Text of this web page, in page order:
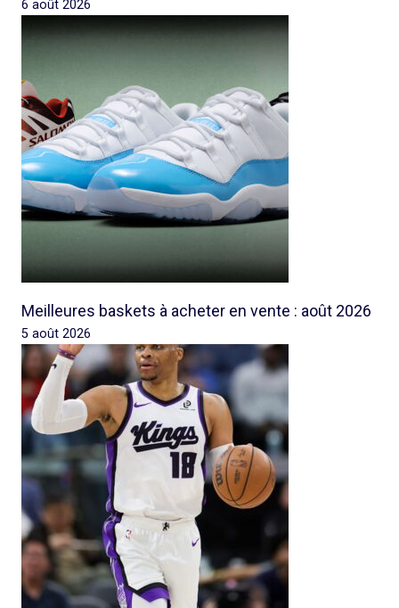
6 août 2026
Meilleures baskets à acheter en vente : août 2026
5 août 2026